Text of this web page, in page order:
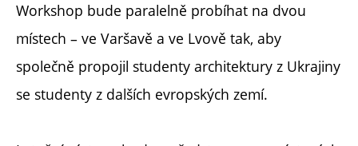
Workshop bude paralelně probíhat na dvou
místech – ve Varšavě a ve Lvově tak, aby
společně propojil studenty architektury z Ukrajiny
se studenty z dalších evropských zemí.